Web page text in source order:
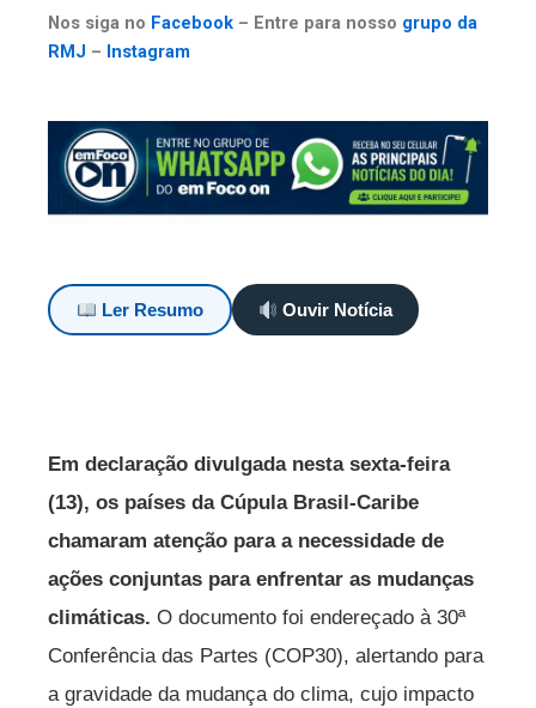
Nos siga no Facebook – Entre para nosso grupo da
RMJ – Instagram
Ler Resumo Ouvir Notícia
Em declaração divulgada nesta sexta-feira
(13), os países da Cúpula Brasil-Caribe
chamaram atenção para a necessidade de
ações conjuntas para enfrentar as mudanças
climáticas. O documento foi endereçado à 30ª
Conferência das Partes (COP30), alertando para
a gravidade da mudança do clima, cujo impacto